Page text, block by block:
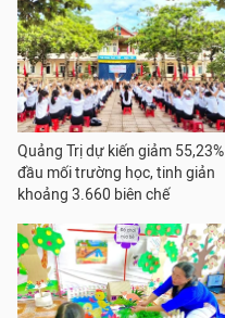
Quảng Trị dự kiến giảm 55,23%
đầu mối trường học, tinh giản
khoảng 3.660 biên chế